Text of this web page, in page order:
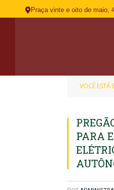
Praça vinte e oito de maio,
VOCÊ ESTÁ
PARA